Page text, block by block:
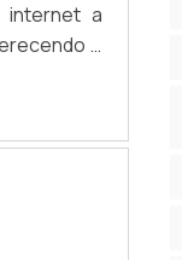
internet a
o
barra de